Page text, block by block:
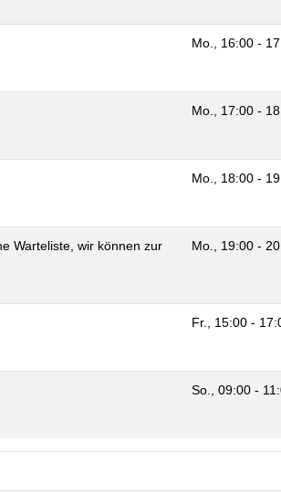
Mo., 16:00 -
Mo., 17:00 -
Mo., 18:00 -
Warteliste, wir können zur
Mo., 19:00 -
Fr., 15:00 -
So., 09:00 -